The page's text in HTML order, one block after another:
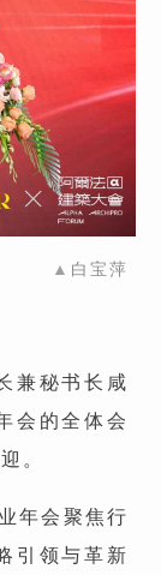
▲ 白宝萍
兼秘书长咸
会的全体会
。
年会聚焦行
引领与革新